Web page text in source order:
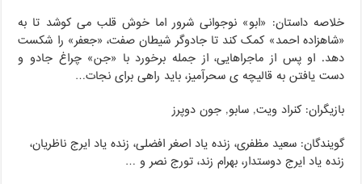
خلاصه داستان: «ابو» نوجوانى شرور اما خوش ‏قلب می ‏کوشد تا به
«شاهزاده احمد» کمک کند تا جادوگر شیطان صفت، «جعفر» را شکست
دهد. او پس از ماجراهایى، از جمله برخورد با «جن» چراغ جادو و
دست یافتن به قالیچه‏ ى سحرآمیز، باید راهى براى نجات…
بازیگران: کنراد ویت, سابو, جون دوپرز
گویندگان: سعید مظفری، زنده یاد اصغر افضلی، زنده یاد ایرج ناظریان،
زنده یاد ایرج دوستدار، بهرام زند، تورج نصر و …